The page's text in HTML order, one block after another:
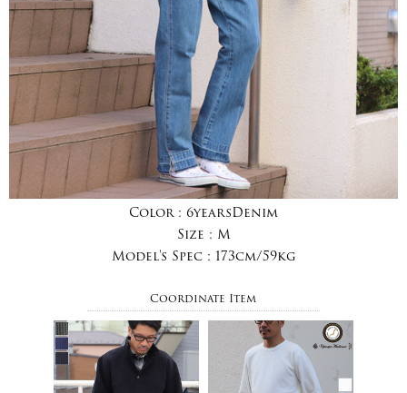
Color : 6yearsDenim
Size : M
Model's Spec : 173cm/59kg
Coordinate Item